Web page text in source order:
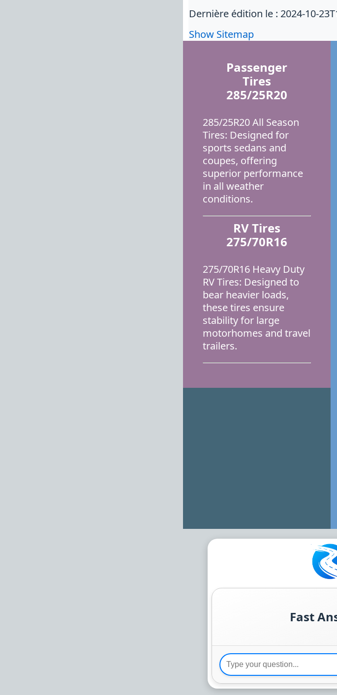
Dernière édition le : 2024-10-
Show Sitemap
Passenger
Tires
285/25R20
285/25R20 All Season
Tires: Designed for
sports sedans and
coupes, offering
superior performance
in all weather
conditions.
RV Tires
275/70R16
275/70R16 Heavy Duty
RV Tires: Designed to
bear heavier loads,
these tires ensure
stability for large
motorhomes and travel
trailers.
Fast